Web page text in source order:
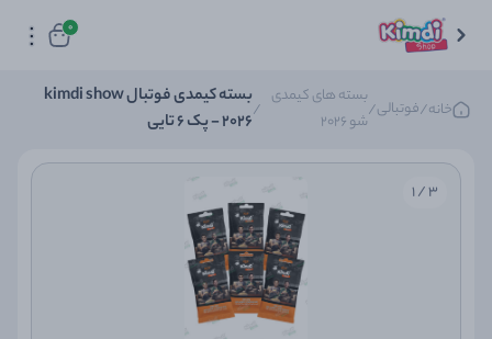
0
خانه/فوتبالی/
بسته های کیمدی
شو 2026
/
بسته کیمدی فوتبال kimdi show
2026 - پک 6 تایی
3 / 1